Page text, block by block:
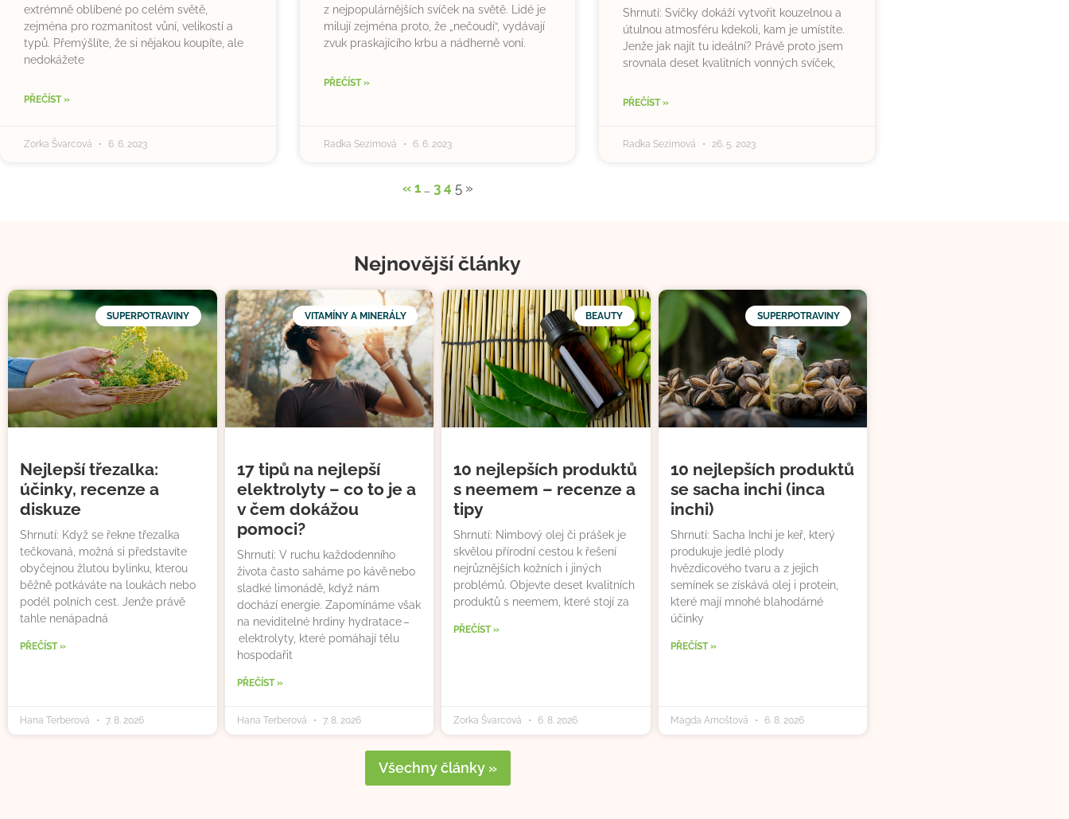
extrémně oblíbené po celém světě,
zejména pro rozmanitost vůní, velikostí a
typů. Přemýšlíte, že si nějakou koupíte, ale
nedokážete
PŘEČÍST »
Zorka Švarcová 6. 6. 2023
z nejpopulárnějších svíček na světě. Lidé je
milují zejména proto, že „nečoudí“, vydávají
zvuk praskajícího krbu a nádherně voní.
PŘEČÍST »
Radka Sezimová 6. 6. 2023
Shrnutí: Svíčky dokáží vytvořit kouzelnou a
útulnou atmosféru kdekoli, kam je umístíte.
Jenže jak najít tu ideální? Právě proto jsem
srovnala deset kvalitních vonných svíček,
PŘEČÍST »
Radka Sezimová 26. 5. 2023
« 1 … 3 4 5 »
Nejnovější články
SUPERPOTRAVINY
Nejlepší třezalka:
účinky, recenze a
diskuze
Shrnutí: Když se řekne třezalka
tečkovaná, možná si představíte
obyčejnou žlutou bylinku, kterou
běžně potkáváte na loukách nebo
podél polních cest. Jenže právě
tahle nenápadná
PŘEČÍST »
Hana Terberová 7. 8. 2026
VITAMÍNY A MINERÁLY
17 tipů na nejlepší
elektrolyty – co to je a
v čem dokážou
pomoci?
Shrnutí: V ruchu každodenního
života často saháme po kávě nebo
sladké limonádě, když nám
dochází energie. Zapomínáme však
na neviditelné hrdiny hydratace –
elektrolyty, které pomáhají tělu
hospodařit
PŘEČÍST »
Hana Terberová 7. 8. 2026
BEAUTY
10 nejlepších produktů
s neemem – recenze a
tipy
Shrnutí: Nimbový olej či prášek je
skvělou přírodní cestou k řešení
nejrůznějších kožních i jiných
problémů. Objevte deset kvalitních
produktů s neemem, které stojí za
PŘEČÍST »
Zorka Švarcová 6. 8. 2026
SUPERPOTRAVINY
10 nejlepších produktů
se sacha inchi (inca
inchi)
Shrnutí: Sacha Inchi je keř, který
produkuje jedlé plody
hvězdicového tvaru a z jejich
semínek se získává olej i protein,
které mají mnohé blahodárné
účinky
PŘEČÍST »
Magda Arnoštová 6. 8. 2026
Všechny články »